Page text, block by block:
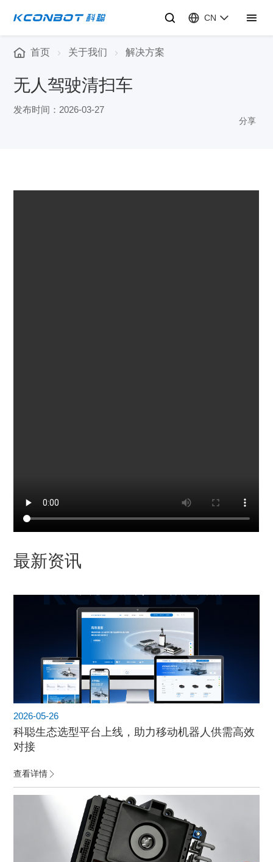
CN
首页 关于我们 解决方案
无人驾驶清扫车
发布时间：2026-03-27
分享
最新资讯
2026-05-26
科聪生态选型平台上线，助力移动机器人供需高效
对接
查看详情